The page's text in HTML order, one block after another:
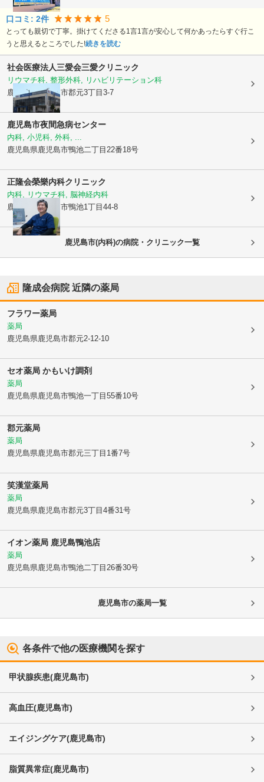
口コミ: 2件 5
とっても親切で丁寧。掛けてくださる1言1言が安心して何かあったらすぐ行こ
うと思えるところでした!続きを読む
社会医療法人三愛会三愛クリニック
リウマチ科, 整形外科, リハビリテーション科
鹿児島県鹿児島市郡元3丁目3-7
鹿児島市夜間急病センター
内科, 小児科, 外科, ...
鹿児島県鹿児島市鴨池二丁目22番18号
正隆会榮樂内科クリニック
内科, リウマチ科, 脳神経内科
鹿児島県鹿児島市鴨池1丁目44-8
鹿児島市(内科)の病院・クリニック一覧
隆成会病院近隣の薬局
フラワー薬局
薬局
鹿児島県鹿児島市郡元2-12-10
セオ薬局 かもいけ調剤
薬局
鹿児島県鹿児島市鴨池一丁目55番10号
郡元薬局
薬局
鹿児島県鹿児島市郡元三丁目1番7号
笑漢堂薬局
薬局
鹿児島県鹿児島市郡元3丁目4番31号
イオン薬局 鹿児島鴨池店
薬局
鹿児島県鹿児島市鴨池二丁目26番30号
鹿児島市の薬局一覧
各条件で他の医療機関を探す
甲状腺疾患(鹿児島市)
高血圧(鹿児島市)
エイジングケア(鹿児島市)
脂質異常症(鹿児島市)